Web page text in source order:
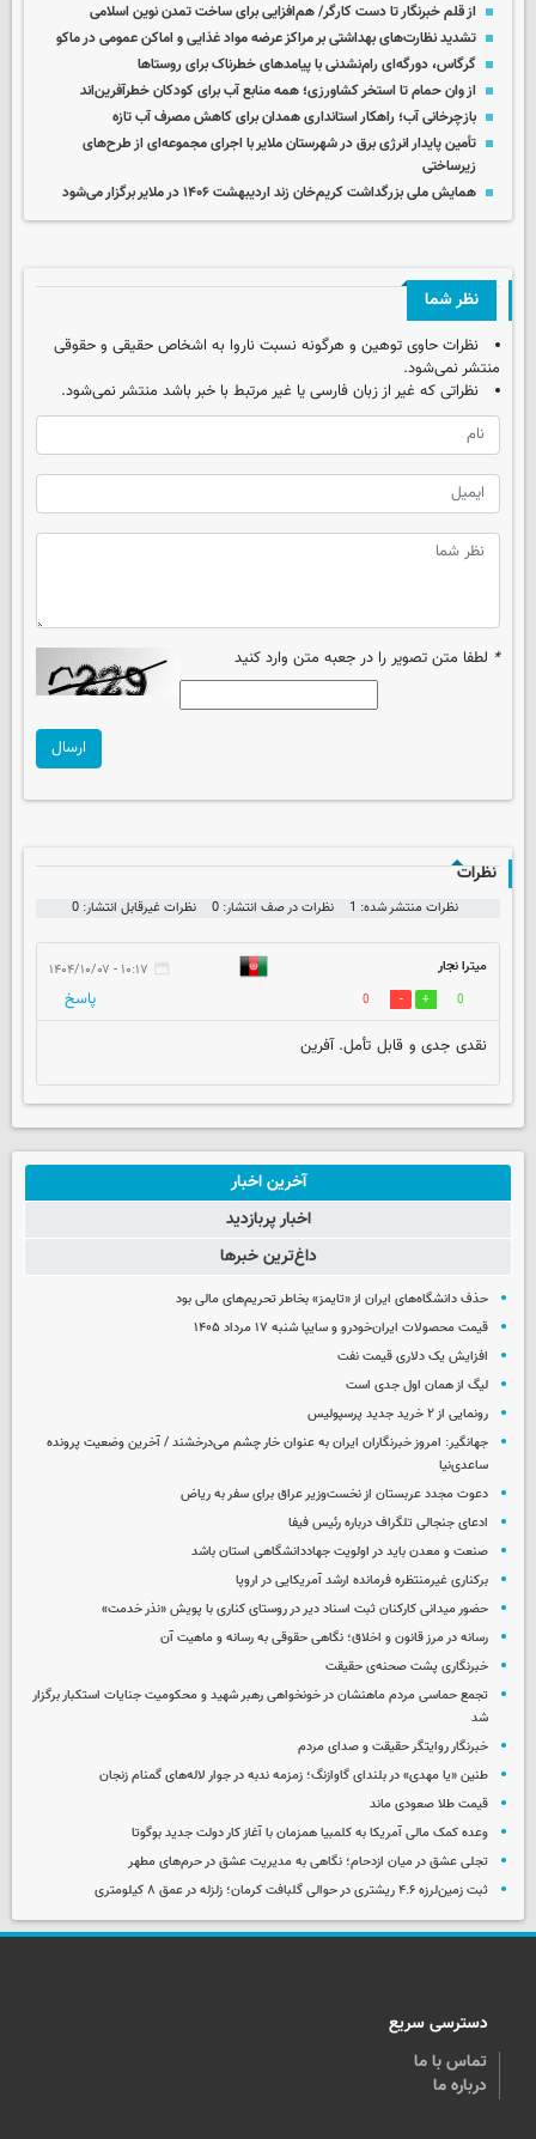
از قلم خبرنگار تا دست کارگر/ هم‌افزایی برای ساخت تمدن نوین اسلامی
تشدید نظارت‌های بهداشتی بر مراکز عرضه مواد غذایی و اماکن عمومی در ماکو
گرگاس، دورگه‌ای رام‌نشدنی با پیامدهای خطرناک برای روستاها
از وان حمام تا استخر کشاورزی؛ همه منابع آب برای کودکان خطرآفرین‌اند
بازچرخانی آب؛ راهکار استانداری همدان برای کاهش مصرف آب تازه
تأمین پایدار انرژی برق در شهرستان ملایر با اجرای مجموعه‌ای از طرح‌های
زیرساختی
همایش ملی بزرگداشت کریم‌خان زند اردیبهشت ۱۴۰۶ در ملایر برگزار می‌شود
نظر شما
نظرات حاوی توهین و هرگونه نسبت ناروا به اشخاص حقیقی و حقوقی
منتشر نمی‌شود.
نظراتی که غیر از زبان فارسی یا غیر مرتبط با خبر باشد منتشر نمی‌شود.
* لطفا متن تصویر را در جعبه متن وارد کنید
ارسال
نظرات
نظرات منتشر شده: 1 نظرات در صف انتشار: 0 نظرات غیرقابل انتشار: 0
میترا نجار ۱۰:۱۷ - ۱۴۰۴/۱۰/۰۷
0
0
پاسخ
نقدی جدی و قابل تأمل. آفرین
آخرین اخبار
اخبار پربازدید
داغ‌ترین خبرها
حذف دانشگاه‌های ایران از «تایمز» بخاطر تحریم‌های مالی بود
قیمت محصولات ایران‌خودرو و سایپا شنبه ۱۷ مرداد ۱۴۰۵
افزایش یک دلاری قیمت نفت
لیگ از همان اول جدی است
رونمایی از ۲ خرید جدید پرسپولیس
جهانگیر: امروز خبرنگاران ایران به عنوان خار چشم می‌درخشند / آخرین وضعیت پرونده
ساعدی‌نیا
دعوت مجدد عربستان از نخست‌وزیر عراق برای سفر به ریاض
ادعای جنجالی تلگراف درباره رئیس فیفا
صنعت و معدن باید در اولویت جهاددانشگاهی استان باشد
برکناری غیرمنتظره فرمانده ارشد آمریکایی در اروپا
حضور میدانی کارکنان ثبت اسناد دیر در روستای کناری با پویش «نذر خدمت»
رسانه در مرز قانون و اخلاق؛ نگاهی حقوقی به رسانه و ماهیت آن
خبرنگاری پشت صحنه‌ی حقیقت
تجمع حماسی مردم ماهنشان در خونخواهی رهبر شهید و محکومیت جنایات استکبار برگزار
شد
خبرنگار روایتگر حقیقت و صدای مردم
طنین «یا مهدی» در بلندای گاوازنگ؛ زمزمه ندبه در جوار لاله‌های گمنام زنجان
قیمت طلا صعودی ماند
وعده کمک مالی آمریکا به کلمبیا همزمان با آغاز کار دولت جدید بوگوتا
تجلی عشق در میان ازدحام؛ نگاهی به مدیریت عشق در حرم‌های مطهر
ثبت زمین‌لرزه ۴.۶ ریشتری در حوالی گلبافت کرمان؛ زلزله در عمق ۸ کیلومتری
دسترسی سریع
تماس با ما
درباره ما